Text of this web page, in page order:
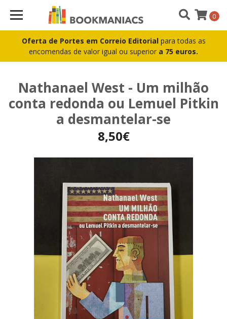
Oferta de Portes em Correio Editorial para todas as
encomendas de valor igual ou superior a 75 euros.
0
Nathanael West - Um milhão
conta redonda ou Lemuel Pitkin
a desmantelar-se
8,50€